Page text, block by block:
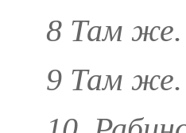
8 Там
9 Там же.